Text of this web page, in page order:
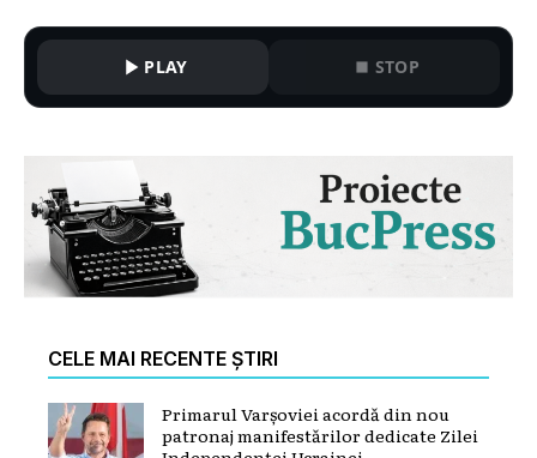
PLAY STOP
CELE MAI RECENTE ȘTIRI
Primarul Varșoviei acordă din nou
patronaj manifestărilor dedicate Zilei